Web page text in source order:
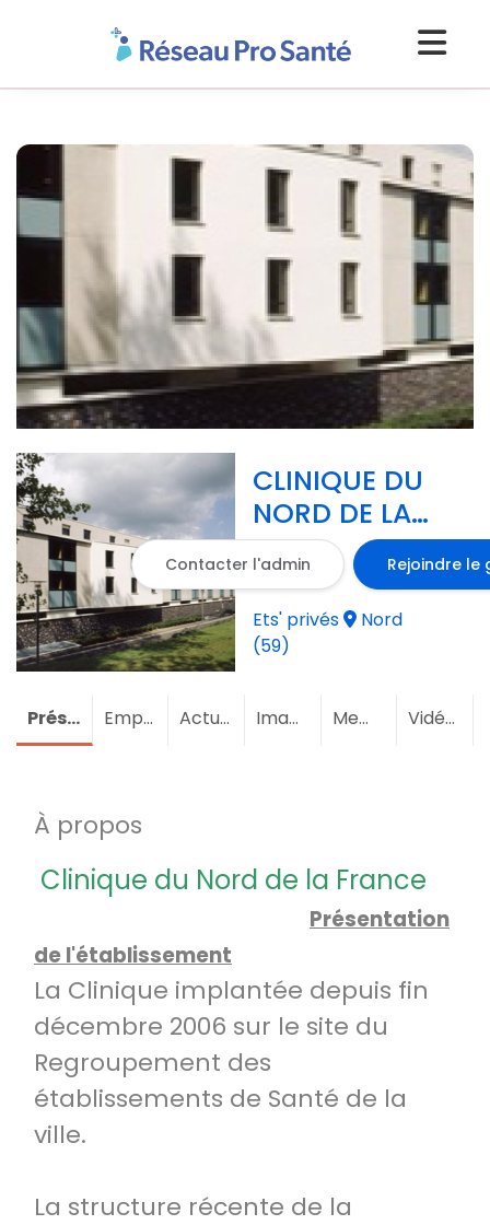
CLINIQUE DU
NORD DE LA
FRANCE
Contacter l'admin Rejoindre le
Ets' privés
Nord
(59)
Présentation Emploi Actualités Images Membres (1)Vidéos
À propos
Clinique du Nord de la France
Présentation
de l'établissement
La Clinique implantée depuis fin
décembre 2006 sur le site du
Regroupement des
établissements de Santé de la
ville.
La structure récente de la